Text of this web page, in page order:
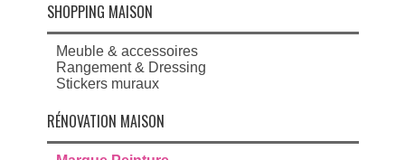
SHOPPING MAISON
Meuble & accessoires
Rangement & Dressing
Stickers muraux
RÉNOVATION MAISON